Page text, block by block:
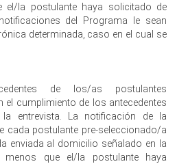
el/la postulante haya solicitado de
del Programa le sean
determinada, caso en el cual se
de los/as postulantes
cumplimiento de los antecedentes
entrevista. La notificación de la
cada postulante pre-seleccionado/a
enviada al domicilio señalado en la
menos que el/la postulante haya